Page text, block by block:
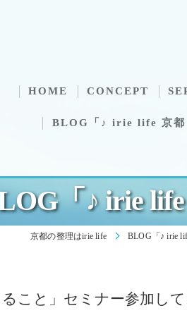
HOME CONCEPT
BLOG「♪ irie life 京都
「♪ irie life
京都の整理はirie life BLOG「♪ irie
こと」セミナー参加し